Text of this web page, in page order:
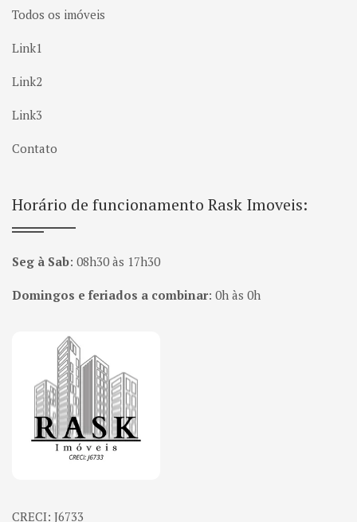
Todos os imóveis
Link1
Link2
Link3
Contato
Horário de funcionamento Rask Imoveis:
Seg à Sab: 08h30 às 17h30
Domingos e feriados a combinar: 0h às 0h
Página inicial
CRECI: J6733